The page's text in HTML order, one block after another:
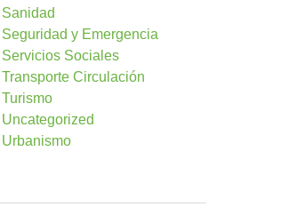
Sanidad
Seguridad y Emergencia
Servicios Sociales
Transporte Circulación
Turismo
Uncategorized
Urbanismo